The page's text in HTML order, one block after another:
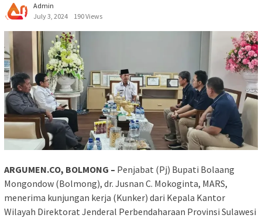
Admin
July 3, 2024
190 Views
ARGUMEN.CO, BOLMONG – Penjabat (Pj) Bupati Bolaang
Mongondow (Bolmong), dr. Jusnan C. Mokoginta, MARS,
menerima kunjungan kerja (Kunker) dari Kepala Kantor
Wilayah Direktorat Jenderal Perbendaharaan Provinsi Sulawesi